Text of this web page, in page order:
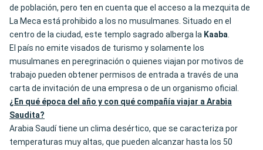
de población, pero ten en cuenta que el acceso a la mezquita de
La Meca está prohibido a los no musulmanes. Situado en el
centro de la ciudad, este templo sagrado alberga la Kaaba.
El país no emite visados de turismo y solamente los
musulmanes en peregrinación o quienes viajan por motivos de
trabajo pueden obtener permisos de entrada a través de una
carta de invitación de una empresa o de un organismo oficial.
¿En qué época del año y con qué compañía viajar a Arabia
Saudita?
Arabia Saudí tiene un clima desértico, que se caracteriza por
temperaturas muy altas, que pueden alcanzar hasta los 50